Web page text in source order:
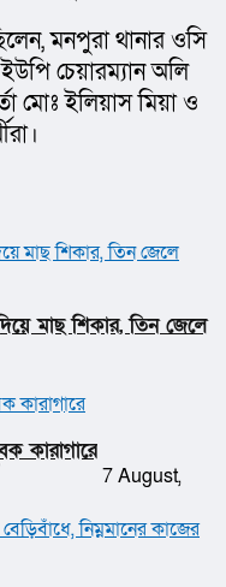
মনপুরা থানার ওসি
চেয়ারম্যান অলি
মোঃ ইলিয়াস মিয়া ও
মাছ শিকার, তিন জেলে
কারাগারে
7 August,